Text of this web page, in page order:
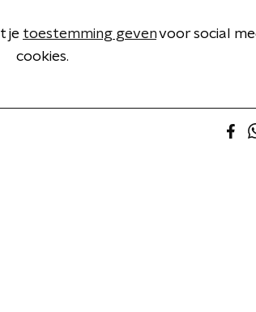
je toestemming gevenvoor social
cookies.